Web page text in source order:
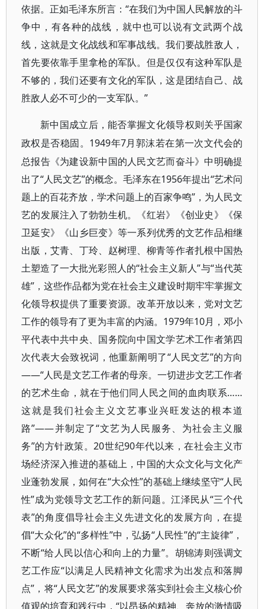
依据。正如毛泽东所言：“在我们为中国人民解放的斗
争中，有各种的战线，就中也可以说有文武两个战
线，这就是文化战线和军事战线。我们要战胜敌人，
首先要依靠手里拿枪的军队。但是仅仅有这种军队是
不够的，我们还要有文化的军队，这是团结自己、战
胜敌人必不可少的一支军队。”
新中国成立后，能否掌握文化领导权则关乎国家
政权是否稳固。 1949年7月郭沫若在第一次文代会的
总报告《为建设新中国的人民文艺而奋斗》中明确提
出了“人民文艺”的概念。毛泽东在1956年提出“艺术问
题上的百花齐放，学术问题上的百家争鸣”，为人民文
艺的发展注入了勃勃生机。《红岩》《创业史》《保
卫延安》《山乡巨变》等一系列优秀的文艺作品相继
出版，艾青、丁玲、赵树理、柳青等作者扎根中国热
土塑造了一大批光彩照人的“社会主义新人”与“当代英
雄”，这些作品都为党在社会主义建设时期牢牢掌握文
化领导权提供了重要资源。改革开放以来，党对文艺
工作的领导有了更为丰富的内涵。1979年10月，邓小
平代表中共中央、国务院向中国文学艺术工作者第四
次代表大会致祝词，他重新阐明了“人民文艺”的方向
——“人民是文艺工作者的母亲。一切进步文艺工作者
的艺术生命，就在于他们同人民之间的血肉联系……
这就是我们社会主义文艺事业兴旺发达的根本道
路”——并制定了“文艺为人民服务、为社会主义服
务”的方针政策。20世纪90年代以来，在社会主义市
场经济深入推进的基础上，中国的大众文化与文化产
业蓬勃发展，如何在“大众性”的基础上继续坚守“人民
性”成为党领导文艺工作的新问题。江泽民从“三个代
表”的角度倡导社会主义先进文化的发展方向，在提
倡“大众化”的“多样性”中，弘扬“人民性”的“主旋律”，
不断“给人民以信心和向上的力量”。胡锦涛则强调文
艺工作应“以满足人民精神文化需求为出发点和落脚
点”，将“人民文艺”的发展要求落实到社会主义核心价
值观的培育和践行中，“以昂扬的精神、奔放的激情吸